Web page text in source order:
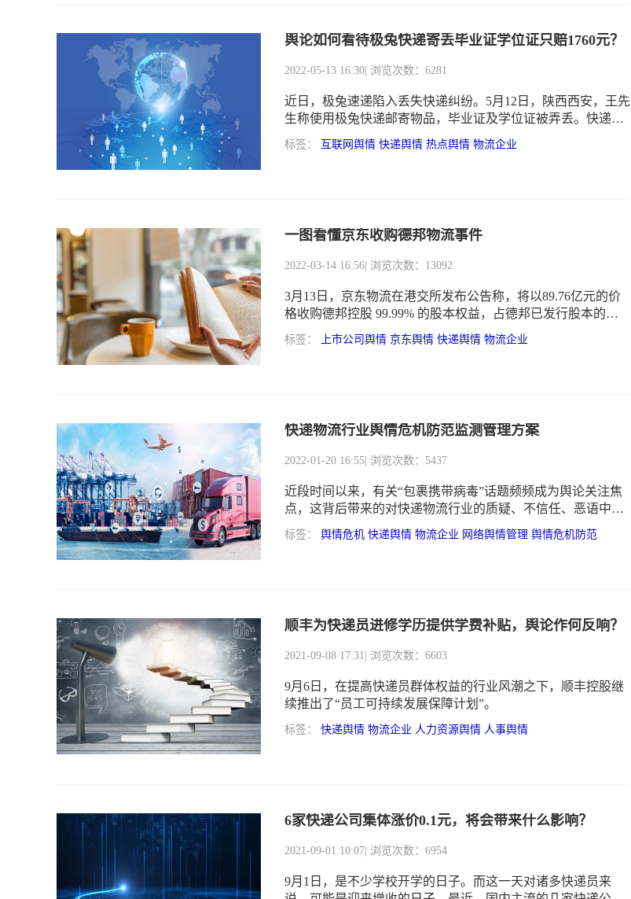
舆论如何看待极兔快递寄丢毕业证学位证只赔1760元？
2022-05-13 16:30 | 浏览次数：6281
近日，极兔速递陷入丢失快递纠纷。5月12日，陕西西安，王先
生称使用极兔快递邮寄物品，毕业证及学位证被弄丢。快递公
司解释称因单号贴错，包裹被他人签收后拆包，快递公司仅愿
意赔偿10倍运费1760元。
标签： 互联网舆情 快递舆情 热点舆情 物流企业
一图看懂京东收购德邦物流事件
2022-03-14 16:56 | 浏览次数：13092
3月13日，京东物流在港交所发布公告称，将以89.76亿元的价
格收购德邦控股 99.99% 的股本权益，占德邦已发行股本的约
66.5%。京东集团旗下京东物流控制的京东卓风将实现对公司
控股股东德邦控股的控制。
标签： 上市公司舆情 京东舆情 快递舆情 物流企业
快递物流行业舆情危机防范监测管理方案
2022-01-20 16:55 | 浏览次数：5437
近段时间以来，有关“包裹携带病毒”话题频频成为舆论关注焦
点，这背后带来的对快递物流行业的质疑、不信任、恶语中伤
等等无疑不在破坏行业的口碑，尤其是当涉及到相关的企业
时，不仅会对现有市场竞争力造成极大的影响，从而使利益受
标签： 舆情危机 快递舆情 物流企业 网络舆情管理 舆情危机防范
顺丰为快递员进修学历提供学费补贴，舆论作何反响？
2021-09-08 17:31 | 浏览次数：6603
9月6日，在提高快递员群体权益的行业风潮之下，顺丰控股继
续推出了“员工可持续发展保障计划”。
标签： 快递舆情 物流企业 人力资源舆情 人事舆情
6家快递公司集体涨价0.1元，将会带来什么影响？
2021-09-01 10:07 | 浏览次数：6954
9月1日，是不少学校开学的日子。而这一天对诸多快递员来